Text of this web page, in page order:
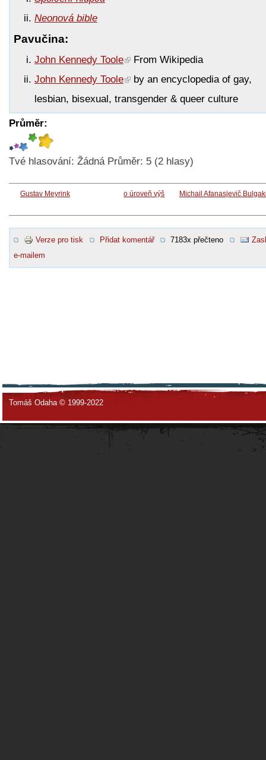
Neonová bible
Pavučina:
John Kennedy Toole
From Wikipedia
John Kennedy Toole
by an encyclopedia of gay,
lesbian, bisexual, transgender & queer culture
Průměr:
Tvé hlasování: Žádná Průměr: 5 (2 hlasy)
Gustav Meyrink o úroveň výš Michail Afanasjevič
Verze pro tisk Přidat komentář 7183x přečteno
e-mailem
Tomáš Odaha © 1999-2022